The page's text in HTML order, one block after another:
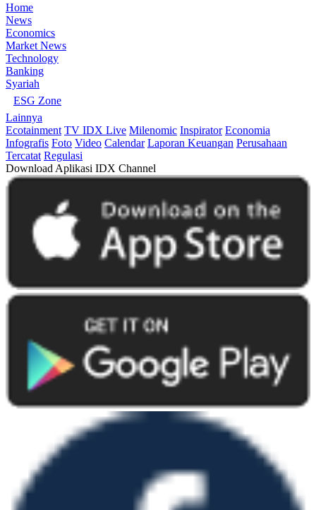
Home
News
Economics
Market News
Technology
Banking
Syariah
ESG Zone
Lainnya
Ecotainment TV IDX Live Milenomic Inspirator Economia
Infografis Foto Video Calendar Laporan Keuangan Perusahaan
Tercatat Regulasi
Download Aplikasi IDX Channel